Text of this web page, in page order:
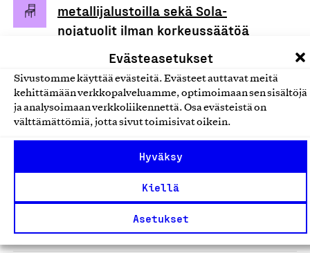
Evästeasetukset
Sivustomme käyttää evästeitä. Evästeet auttavat meitä
kehittämään verkkopalveluamme, optimoimaan sen sisältöjä
ja analysoimaan verkkoliikennettä. Osa evästeistä on
välttämättömiä, jotta sivut toimisivat oikein.
Hyväksy
Kiellä
Asetukset
metallijalustoilla sekä Sola-
nojatuolit ilman korkeussäätöä
Samankaltaiset tuotteet tai
Palaa merkkihakuun